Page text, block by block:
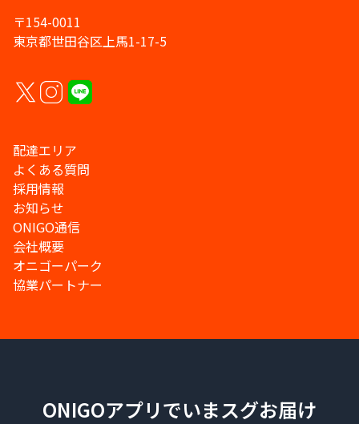
〒154-0011
東京都世田谷区上馬1-17-5
配達エリア
よくある質問
採用情報
お知らせ
ONIGO通信
会社概要
オニゴーパーク
協業パートナー
ONIGOアプリでいまスグお届け